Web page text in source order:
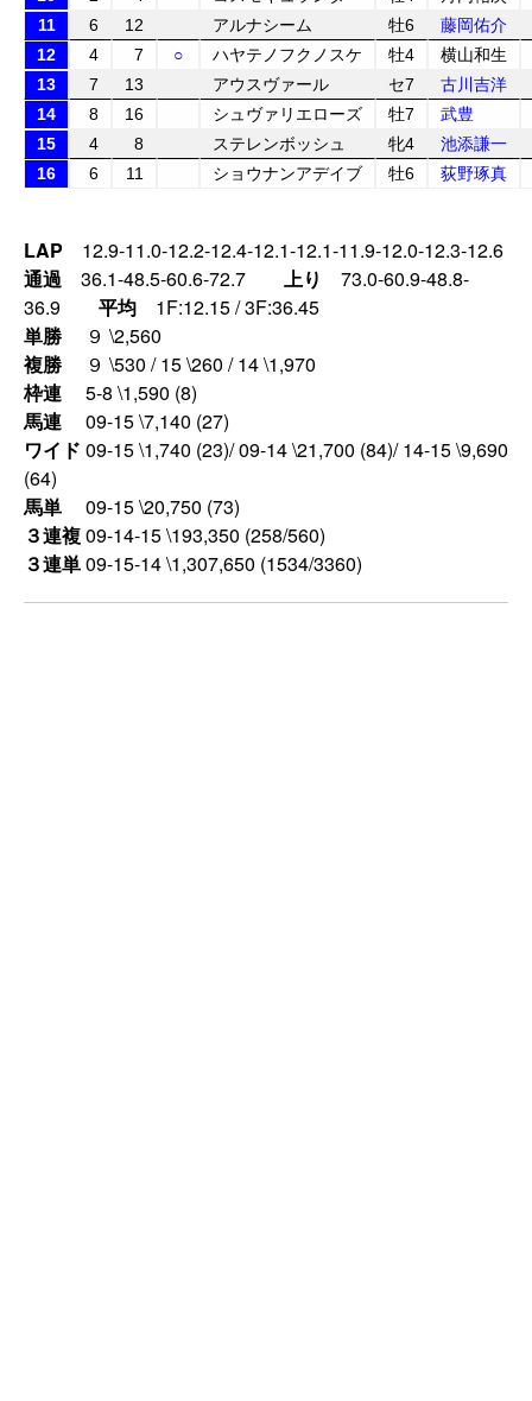
11
6 12 アルナシーム 牡6
藤岡佑介
12
4 7 ○ ハヤテノフクノスケ 牡4
横山和生
13
7 13 アウスヴァール セ7
古川吉洋
14
8 16 シュヴァリエローズ 牡7
武豊
15
4 8 ステレンボッシュ 牝4
池添謙一
16
6 11 ショウナンアデイブ 牡6 荻野琢真
LAP 12.9-11.0-12.2-12.4-12.1-12.1-11.9-12.0-12.3-12.6
通過 36.1-48.5-60.6-72.7 上り 73.0-60.9-48.8-
36.9 平均 1F:12.15 / 3F:36.45
単勝
９ \2,560
複勝
９ \530 / 15 \260 / 14 \1,970
枠連
5-8 \1,590 (8)
馬連
09-15 \7,140 (27)
ワイド 09-15 \1,740 (23)/ 09-14 \21,700 (84)/ 14-15 \9,690
(64)
馬単
09-15 \20,750 (73)
３連複09-14-15 \193,350 (258/560)
３連単09-15-14 \1,307,650 (1534/3360)